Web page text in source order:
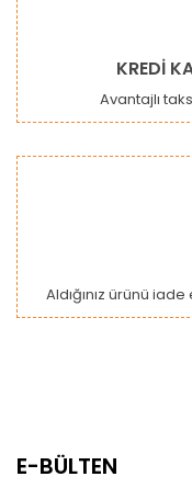
KREDİ
Avantajlı
Aldığınız ürünü
E-BÜLTEN